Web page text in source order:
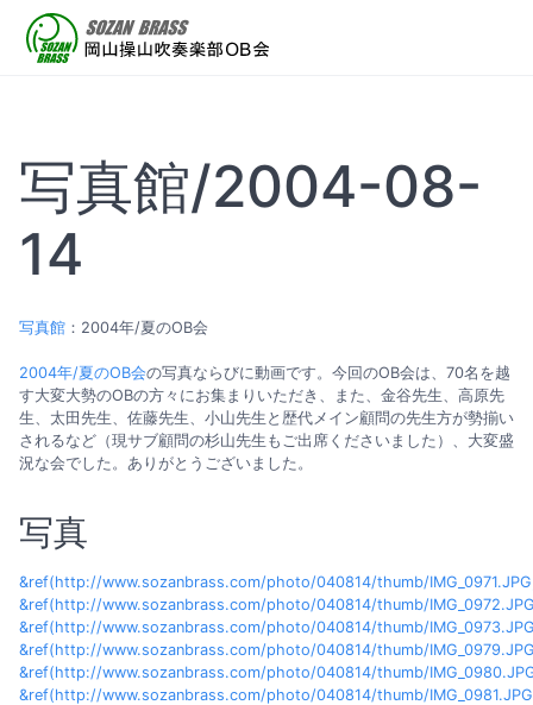
写真館/2004-08-
14
写真館 ：2004年/夏のOB会
2004年/夏のOB会の写真ならびに動画です。今回のOB会は、70名を越
す大変大勢のOBの方々にお集まりいただき、また、金谷先生、高原先
生、太田先生、佐藤先生、小山先生と歴代メイン顧問の先生方が勢揃い
されるなど（現サブ顧問の杉山先生もご出席くださいました）、大変盛
況な会でした。ありがとうございました。
写真
&ref(http://www.sozanbrass.com/photo/040814/thumb/
&ref(http://www.sozanbrass.com/photo/040814/thumb/
&ref(http://www.sozanbrass.com/photo/040814/thumb/
&ref(http://www.sozanbrass.com/photo/040814/thumb/
&ref(http://www.sozanbrass.com/photo/040814/thumb/
&ref(http://www.sozanbrass.com/photo/040814/thumb/